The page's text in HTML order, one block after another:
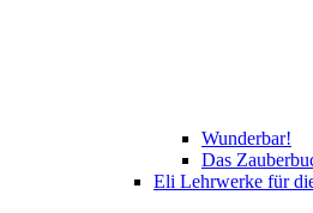
Wunderbar!
Das
Eli Lehrwerke für